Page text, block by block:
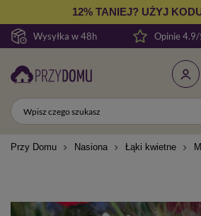
Wysyłka w 48h
12% TANIEJ? UŻYJ
Opinie
Przy Domu Nasiona Łąki kwietne